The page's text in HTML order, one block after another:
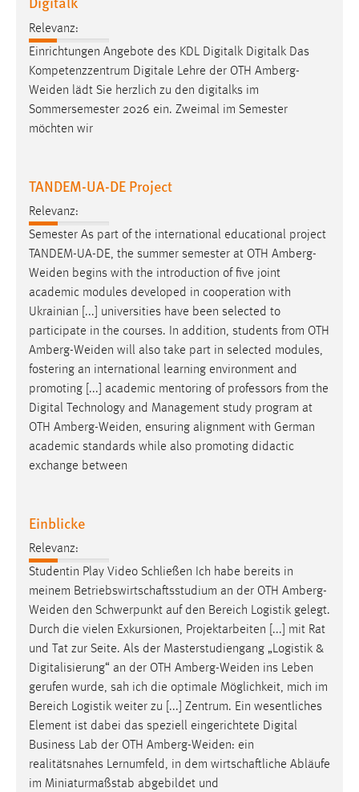
Relevanz:
Einrichtungen Angebote des KDL Digitalk Digitalk Das
Kompetenzzentrum Digitale Lehre der OTH Amberg-
Weiden lädt Sie herzlich zu den digitalks im
Sommersemester 2026 ein. Zweimal im Semester
möchten wir
TANDEM-UA-DE Project
Relevanz:
Semester As part of the international educational project
TANDEM-UA-DE, the summer semester at OTH Amberg-
Weiden begins with the introduction of five joint
academic modules developed in cooperation with
Ukrainian [...] universities have been selected to
participate in the courses. In addition, students from OTH
Amberg-Weiden will also take part in selected modules,
fostering an international learning environment and
promoting [...] academic mentoring of professors from the
Digital Technology and Management study program at
OTH Amberg-Weiden, ensuring alignment with German
academic standards while also promoting didactic
exchange between
Einblicke
Relevanz:
Studentin Play Video Schließen Ich habe bereits in
meinem Betriebswirtschaftsstudium an der OTH Amberg-
Weiden den Schwerpunkt auf den Bereich Logistik gelegt.
Durch die vielen Exkursionen, Projektarbeiten [...] mit Rat
und Tat zur Seite. Als der Masterstudiengang „Logistik &
Digitalisierung“ an der OTH Amberg-Weiden ins Leben
gerufen wurde, sah ich die optimale Möglichkeit, mich im
Bereich Logistik weiter zu [...] Zentrum. Ein wesentliches
Element ist dabei das speziell eingerichtete Digital
Business Lab der OTH Amberg-Weiden: ein
realitätsnahes Lernumfeld, in dem wirtschaftliche Abläufe
im Miniaturmaßstab abgebildet und